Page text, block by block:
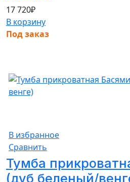
17 720₽
В корзину
Под заказ
В избранное
Сравнить
Тумба
(дуб беленый/